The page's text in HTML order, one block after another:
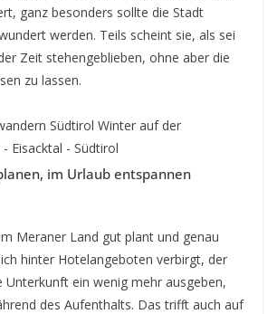
ganz besonders sollte die Stadt
werden. Teils scheint sie, als sei
Zeit stehengeblieben, ohne aber die
zu lassen.
im Urlaub entspannen
Meraner Land gut plant und genau
hinter Hotelangeboten verbirgt, der
Unterkunft ein wenig mehr ausgeben,
des Aufenthalts. Das trifft auch auf